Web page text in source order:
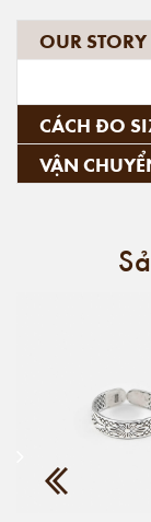
OUR STORY
CÁCH ĐO
VẬN